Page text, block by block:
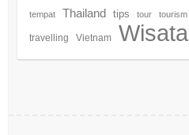
tempat Thailand tips tour tourism
travelling Vietnam Wisata